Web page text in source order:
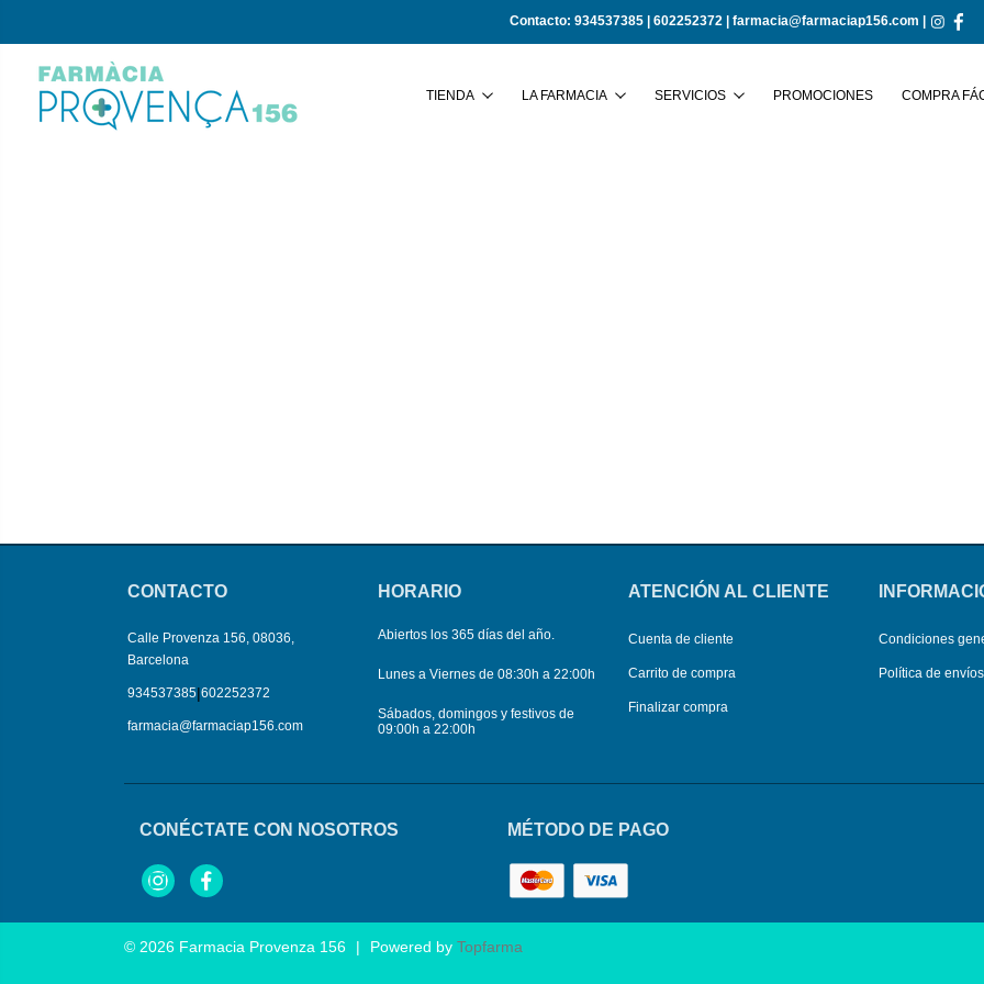
Contacto: 934537385| 602252372| farmacia@farmaciap156.com
TIENDA LA FARMACIA SERVICIOS PROMOCIONES COMPRA
CONTACTO
Calle Provenza 156, 08036,
Barcelona
934537385|602252372
farmacia@farmaciap156.com
HORARIO
Abiertos los 365 días del año.
Lunes a Viernes de 08:30h a 22:00h
Sábados, domingos y festivos de
09:00h a 22:00h
ATENCIÓN AL CLIENTE
Cuenta de cliente
Carrito de compra
Finalizar compra
Condiciones
Política de
CONÉCTATE CON NOSOTROS
InstagramFacebook
MÉTODO DE PAGO
© 2026 Farmacia Provenza 156 | Powered by Topfarma